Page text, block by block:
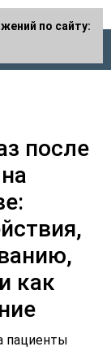
после
как
пациенты
по сайту: